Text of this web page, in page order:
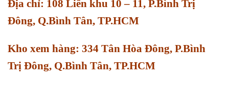
Địa chỉ: 108 Liên khu 10 – 11, P.Bình Trị
Đông, Q.Bình Tân, TP.HCM
Kho xem hàng: 334 Tân Hòa Đông, P.Bình
Trị Đông, Q.Bình Tân, TP.HCM